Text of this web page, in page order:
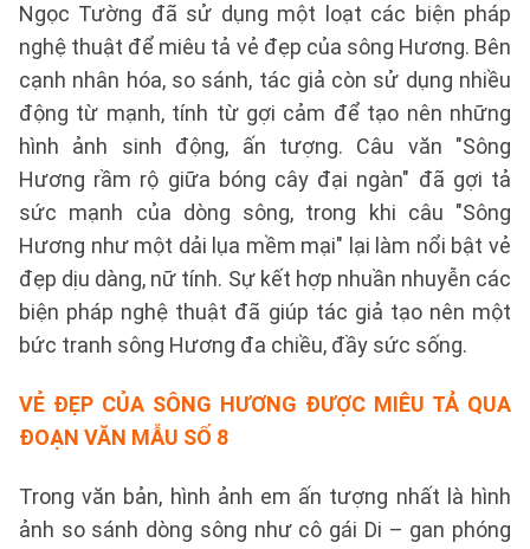
Ngọc Tường đã sử dụng một loạt các biện pháp
nghệ thuật để miêu tả vẻ đẹp của sông Hương. Bên
cạnh nhân hóa, so sánh, tác giả còn sử dụng nhiều
động từ mạnh, tính từ gợi cảm để tạo nên những
hình ảnh sinh động, ấn tượng. Câu văn "Sông
Hương rầm rộ giữa bóng cây đại ngàn" đã gợi tả
sức mạnh của dòng sông, trong khi câu "Sông
Hương như một dải lụa mềm mại" lại làm nổi bật vẻ
đẹp dịu dàng, nữ tính. Sự kết hợp nhuần nhuyễn các
biện pháp nghệ thuật đã giúp tác giả tạo nên một
bức tranh sông Hương đa chiều, đầy sức sống.
VẺ ĐẸP CỦA SÔNG HƯƠNG ĐƯỢC MIÊU TẢ QUA
ĐOẠN VĂN MẪU SỐ 8
Trong văn bản, hình ảnh em ấn tượng nhất là hình
ảnh so sánh dòng sông như cô gái Di – gan phóng